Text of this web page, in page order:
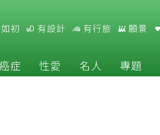
初 有設計 有行旅 願景
症 性愛 名人 專題